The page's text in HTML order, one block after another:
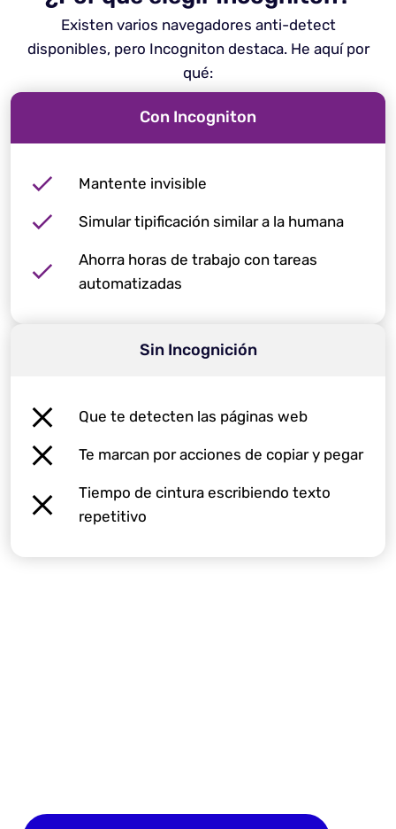
Existen varios navegadores anti-detect
disponibles, pero Incogniton destaca. He aquí por
qué:
Con Incogniton
Mantente invisible
Simular tipificación similar a la humana
Ahorra horas de trabajo con tareas
automatizadas
Sin Incognición
Que te detecten las páginas web
Te marcan por acciones de copiar y pegar
Tiempo de cintura escribiendo texto
repetitivo